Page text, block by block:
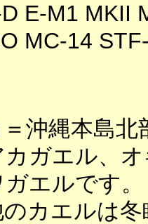
E-M1 MKII
MC-14
沖縄本島
カガエル、
エルです。
カエルは